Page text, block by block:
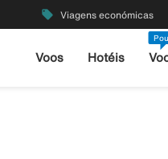
local_offer Viagens económicas
Voos Hotéis